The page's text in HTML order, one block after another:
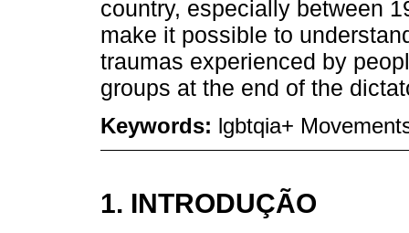
country, especially between
make it possible to
traumas experienced by
groups at the end of the
Keywords: lgbtqia+
1. INTRODUÇÃO